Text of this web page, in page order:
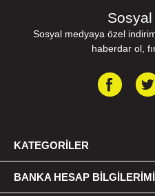
Sosyal medyaya özel
haberdar ol,
KATEGORILER
BANKA HESAP